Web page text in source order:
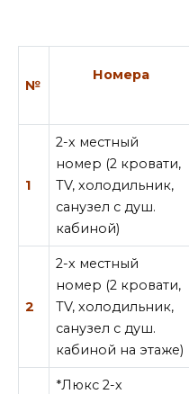
№
Номера
1
2-х местный
номер (2 кровати,
TV, холодильник,
санузел с душ.
кабиной)
2
2-х местный
номер (2 кровати,
TV, холодильник,
санузел с душ.
кабиной на этаже)
*Люкс 2-х